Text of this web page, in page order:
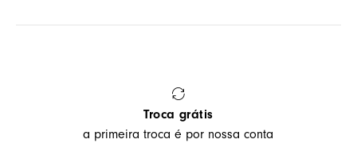
Troca grátis
a primeira troca é por nossa conta